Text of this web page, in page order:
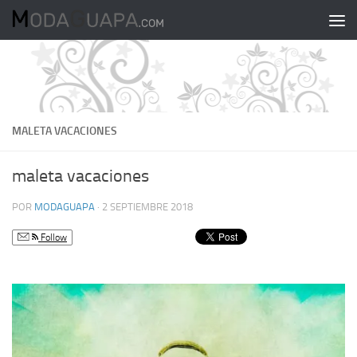
Saltar al contenido
MALETA VACACIONES
maleta vacaciones
POR MODAGUAPA · 2 SEPTIEMBRE 2018
Follow